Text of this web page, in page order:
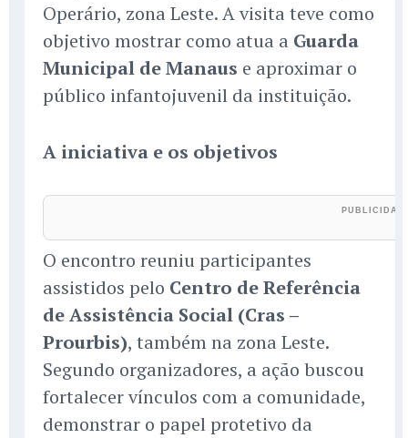
Operário, zona Leste. A visita teve como
objetivo mostrar como atua a Guarda
Municipal de Manaus e aproximar o
público infantojuvenil da instituição.
A iniciativa e os objetivos
O encontro reuniu participantes
assistidos pelo Centro de Referência
de Assistência Social (Cras –
Prourbis), também na zona Leste.
Segundo organizadores, a ação buscou
fortalecer vínculos com a comunidade,
demonstrar o papel protetivo da